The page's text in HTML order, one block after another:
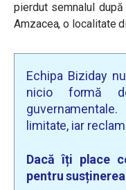
pierdut semnalul
Amzacea, o localitate
Echipa Biziday
nicio formă
limitate, iar
Dacă îți place
pentru